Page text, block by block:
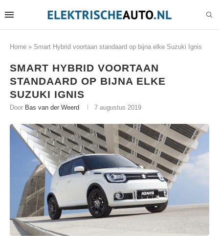
Home » Smart Hybrid voortaan standaard op bijna elke Suzuki Ignis
SMART HYBRID VOORTAAN
STANDAARD OP BIJNA ELKE
SUZUKI IGNIS
Door Bas van der Weerd 7 augustus 2019